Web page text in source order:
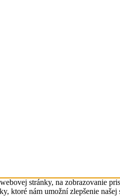
stránky, na zobrazovanie
ktoré nám umožní zlepšenie našej